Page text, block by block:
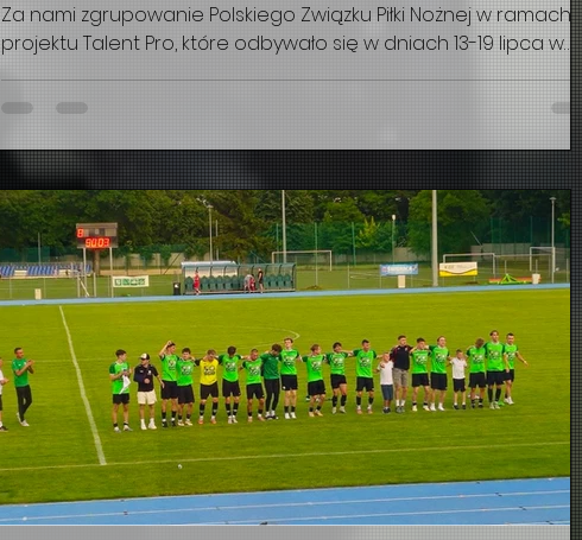
Za nami zgrupowanie Polskiego Związku Piłki Nożnej w ramach
projektu Talent Pro, które odbywało się w dniach 13-19 lipca w
zawodników: po 15 z kategorii U-15 i U-16 (roczniki 2012 i 2011) oraz
Polonii Świdnica - Szymon Traczykowski. Młody piłkarz do sezonu
2018/2019 bronił biało-zielonych, świdnickich barw. Później
reprezentował Zagłębie Lubin, Pog